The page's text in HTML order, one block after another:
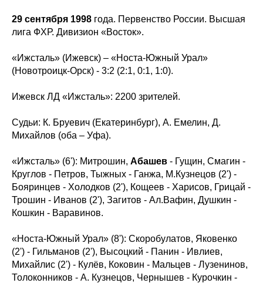
29 сентября 1998 года. Первенство России. Высшая
лига ФХР. Дивизион «Восток».
«Ижсталь» (Ижевск) – «Носта-Южный Урал»
(Новотроицк-Орск) - 3:2 (2:1, 0:1, 1:0).
Ижевск ЛД «Ижсталь»: 2200 зрителей.
Судьи: К. Бруевич (Екатеринбург), А. Емелин, Д.
Михайлов (оба – Уфа).
«Ижсталь» (6'): Митрошин, Абашев - Гущин, Смагин -
Круглов - Петров, Тыжных - Ганжа, М.Кузнецов (2') -
Бояринцев - Холодков (2'), Кощеев - Харисов, Грицай -
Трошин - Иванов (2'), Загитов - Ал.Вафин, Душкин -
Кошкин - Варавинов.
«Носта-Южный Урал» (8'): Скоробулатов, Яковенко
(2') - Гильманов (2'), Высоцкий - Панин - Ивлиев,
Михайлис (2') - Кулёв, Коковин - Мальцев - Лузенинов,
Толоконников - А. Кузнецов, Чернышев - Курочкин -